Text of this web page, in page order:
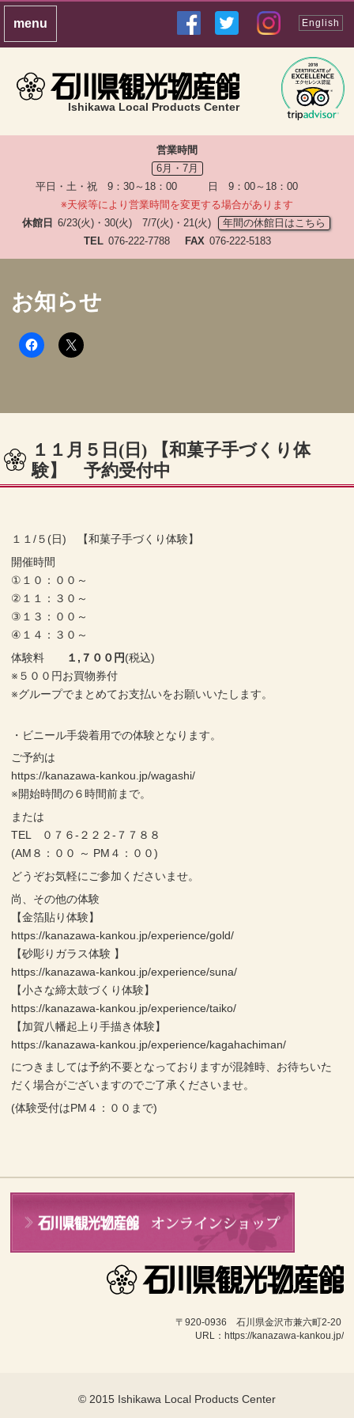
Ishikawa Local Products Center
English
営業時間
6月・7月
平日・土・祝 9：30～18：00 日 9：00～18：00
※天候等により営業時間を変更する場合があります
休館日 6/23(火)・30(火) 7/7(火)・21(火)
年間の休館日はこちら
TEL 076-222-7788 FAX 076-222-5183
お知らせ
１１月５日(日) 【和菓子手づくり体
験】 予約受付中
１１/５(日) 【和菓子手づくり体験】
開催時間
①１０：００～
②１１：３０～
③１３：００～
④１４：３０～
体験料
１,７００円(税込)
※５００円お買物券付
※グループでまとめてお支払いをお願いいたします。
・ビニール手袋着用での体験となります。
ご予約は
https://kanazawa-kankou.jp/wagashi/
※開始時間の６時間前まで。
または
TEL ０７６-２２２-７７８８
(AM８：００ ～ PM４：００)
どうぞお気軽にご参加くださいませ。
尚、その他の体験
【金箔貼り体験】
https://kanazawa-kankou.jp/experience/gold/
【砂彫りガラス体験 】
https://kanazawa-kankou.jp/experience/suna/
【小さな締太鼓づくり体験】
https://kanazawa-kankou.jp/experience/taiko/
【加賀八幡起上り手描き体験】
https://kanazawa-kankou.jp/experience/kagahachiman/
につきましては予約不要となっておりますが混雑時、お待ちいた
だく場合がございますのでご了承くださいませ。
(体験受付はPM４：００まで)
〒920-0936　石川県金沢市兼六町2-20
URL：https://kanazawa-kankou.jp/
© 2015 Ishikawa Local Products Center